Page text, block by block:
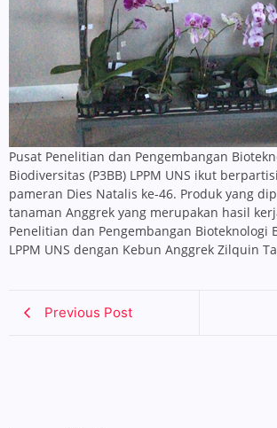
Pusat Penelitian dan Pengembangan
Biodiversitas (P3BB) LPPM UNS ikut
pameran Dies Natalis ke-46. Produk yang
tanaman Anggrek yang merupakan hasil
Penelitian dan Pengembangan Bioteknologi
LPPM UNS dengan Kebun Anggrek Zilquin
Previous Post